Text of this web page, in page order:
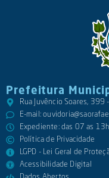
Prefeitura
Rua Juvêncio Soares,
E-mail:
Expediente: das 07 as
Política de Privacidade
LGPD - Lei Geral de
Acessibilidade Digital